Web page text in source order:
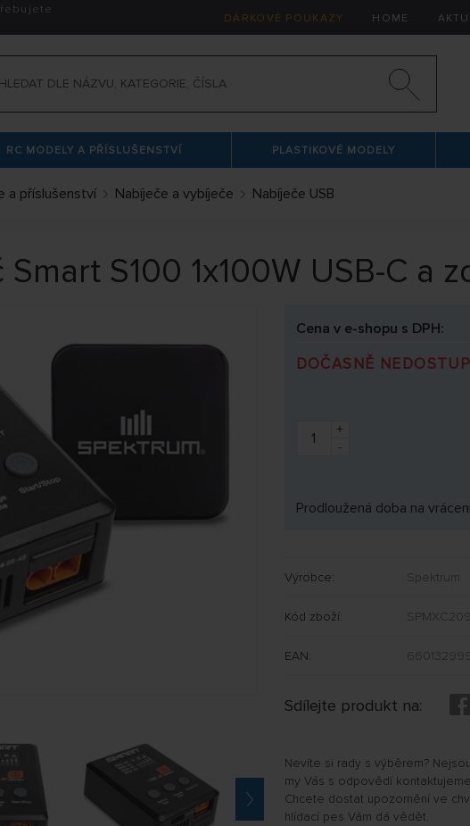
DÁRKOVÉ POUKAZY HOME
RC MODELY A PŘÍSLUŠENSTVÍ PLASTIKOVÉ MODELY
a příslušenství Nabíječe a vybíječe Nabíječe USB
S100 1x100W USB-C a
Cena v e-shopu s DPH:
DOČASNĚ
+
-
Prodloužená doba na
Výrobce: Spektrum
Kód zboží:
EAN:
Sdílejte produkt na:
Nevíte si rady s výběrem?
my Vás s odpovědí
Chcete dostat upozornění ve
hlídací pes Vám dá vědět.